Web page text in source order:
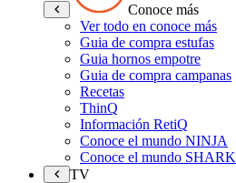
Conoce más
Ver todo en conoce más
Guia de compra estufas
Guia hornos empotre
Guia de compra campanas
Recetas
ThinQ
Información RetiQ
Conoce el mundo NINJA
Conoce el mundo SHARK
TV